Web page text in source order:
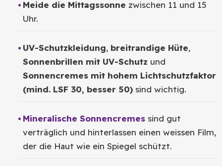
Meide die Mittagssonne zwischen 11 und 15
Uhr.
UV-Schutzkleidung, breitrandige Hüte,
Sonnenbrillen mit UV-Schutz und
Sonnencremes mit hohem Lichtschutzfaktor
(mind. LSF 30, besser 50)sind wichtig.
Mineralische Sonnencremessind gut
verträglich und hinterlassen einen weissen Film,
der die Haut wie ein Spiegel schützt.